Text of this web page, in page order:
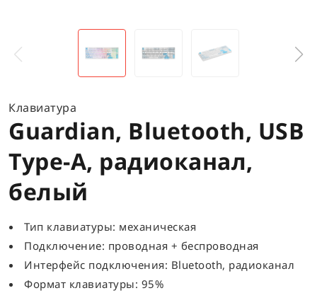
Клавиатура
Guardian, Bluetooth, USB
Type-A, радиоканал,
белый
Тип клавиатуры: механическая
Подключение: проводная + беспроводная
Интерфейс подключения: Bluetooth, радиоканал
Формат клавиатуры: 95%